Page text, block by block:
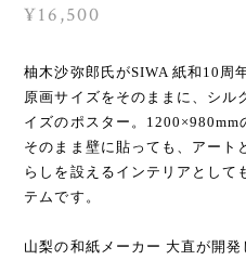
¥16,500
柚木沙弥郎氏がSIWA 紙和10周
原画サイズをそのままに、シル
イズのポスター。1200×980mm
そのまま壁に貼っても、アート
らしを設えるインテリアとして
テムです。
山梨の和紙メーカー 大直が開